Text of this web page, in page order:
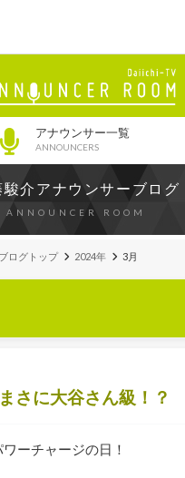
アナウンサー一覧
ANNOUNCERS
駿介アナウンサーブログ
ANNOUNCER ROOM
ブログトップ 2024年 3月
さに大谷さん級！？
ーチャージの日！